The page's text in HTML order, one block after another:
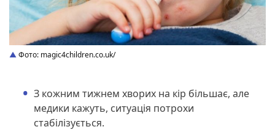
Фото: magic4children.co.uk/
З кожним тижнем хворих на кір більшає, але
медики кажуть, ситуація потрохи
стабілізується.